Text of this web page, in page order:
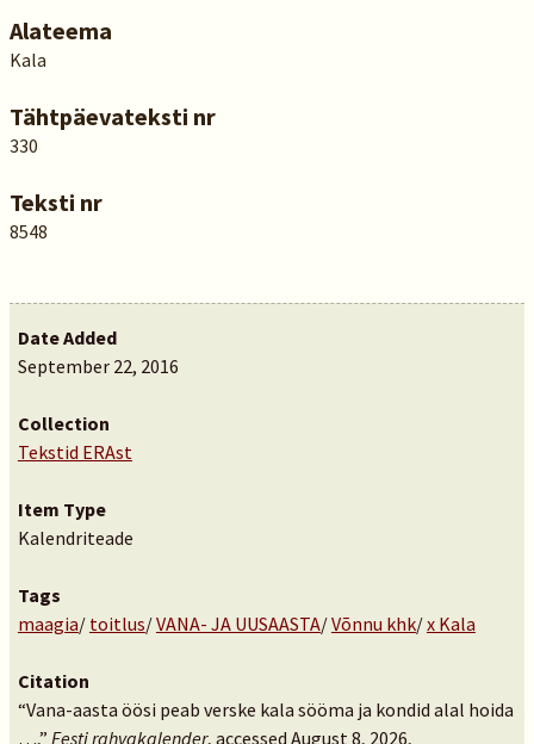
Alateema
Kala
Tähtpäevateksti nr
330
Teksti nr
8548
Date Added
September 22, 2016
Collection
Tekstid ERAst
Item Type
Kalendriteade
Tags
maagia/ toitlus/VANA- JA UUSAASTA/Võnnu khk/x Kala
Citation
“Vana-aasta öösi peab verske kala sööma ja kondid alal hoida
…,” Eesti rahvakalender, accessed August 8, 2026,